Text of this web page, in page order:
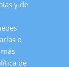
bebés.
embarazo al
de 3.000
SPANISH
y de
o
de